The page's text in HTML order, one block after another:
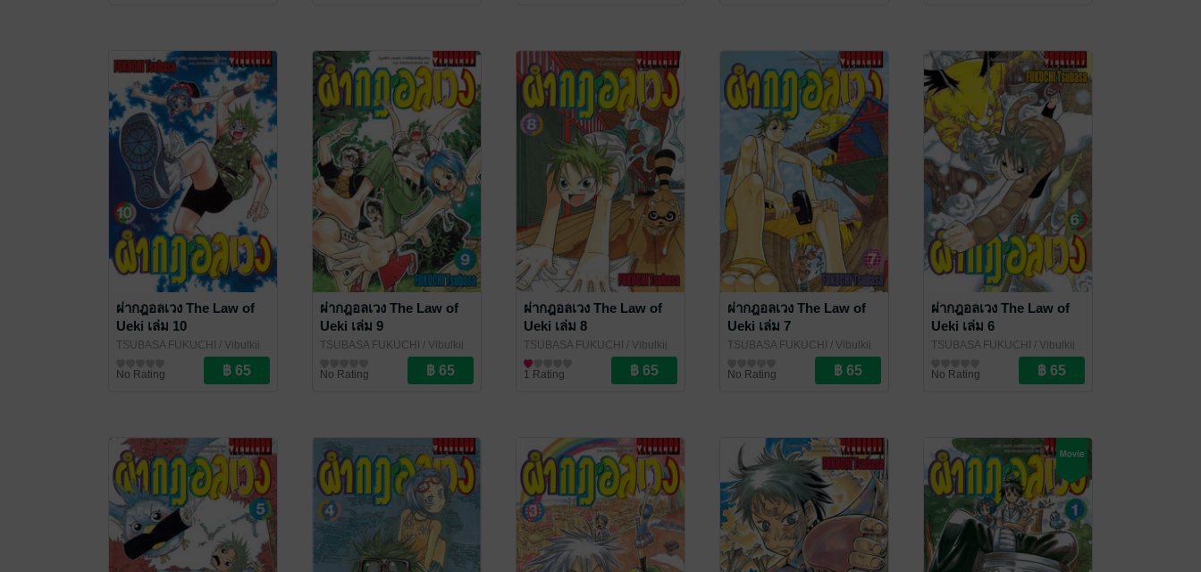
ผ่ากฎอลเวง The Law of
Ueki เล่ม 10
TSUBASA FUKUCHI
/ Vibulkij
No Rating
ผ่ากฎอลเวง The Law of
Ueki เล่ม 9
TSUBASA FUKUCHI
/ Vibulkij
No Rating
ผ่ากฎอลเวง The Law of
Ueki เล่ม 8
TSUBASA FUKUCHI
/ Vibulkij
Publishing
การ์ตูนทั่วไป
1 Rating
ผ่ากฎอลเวง The Law of
Ueki เล่ม 7
TSUBASA FUKUCHI
/ Vibulkij
No Rating
ผ่ากฎอลเวง The Law of
Ueki เล่ม 6
TSUBASA FUKUCHI
/ Vibulkij
No Rating